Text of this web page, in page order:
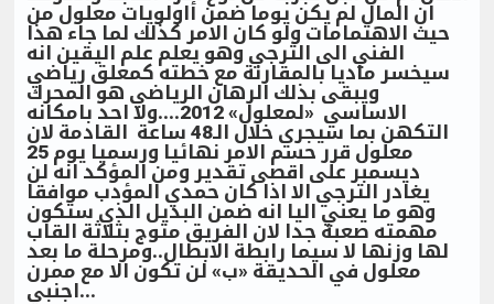
ان المال لم يكن يوما ضمن أاولويات معلول من
حيث الاهتمامات ولو كان الامر كذلك لما جاء هذا
الفني الى الترجي وهو يعلم علم اليقين انه
سيخسر ماديا بالمقارنة مع خطته كمعلق رياضي
ويبقى بذلك الرهان الرياضي هو المحرك
الاساسي «لمعلول» 2012....ولا احد بامكانه
التكهن بما سيجري خلال الـ48 ساعة القادمة لان
معلول قرر حسم الامر نهائيا ورسميا يوم 25
ديسمبر على اقصى تقدير ومن المؤكد انه لن
يغادر الترجي الا اذا كان حمدي المؤدب موافقا
وهو ما يعني اليا انه ضمن البديل الذي ستكون
مهمته صعبة جدا لان الفريق متوج بثلاثة القاب
لها وزنها لا سيما رابطة الابطال..ومرحلة ما بعد
معلول في الحديقة «ب» لن تكون الا مع ممرن
اجنبي...